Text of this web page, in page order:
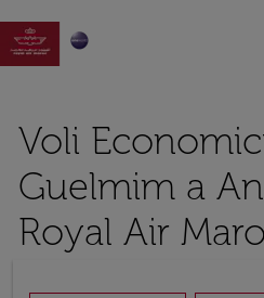

Voli
Guelmim a
Royal Air